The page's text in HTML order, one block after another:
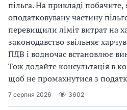
пільга. На прикладі
оподатковувану частину
перевищили ліміт витрат на
законодавство звільняє
ПДВ і водночас встановлює
Тож додайте консультація в
щоб не промахнутися з
7 серпня 2026 3602